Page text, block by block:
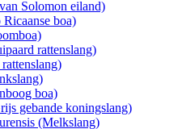
Solomon eiland)
boa)
rattenslang)
boa)
gebande koningslang)
(Melkslang)